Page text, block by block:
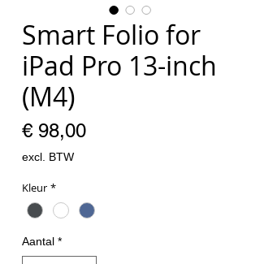
Smart Folio for
iPad Pro 13-inch
(M4)
€ 98,00Prijs
excl. BTW
Kleur *
Aantal *